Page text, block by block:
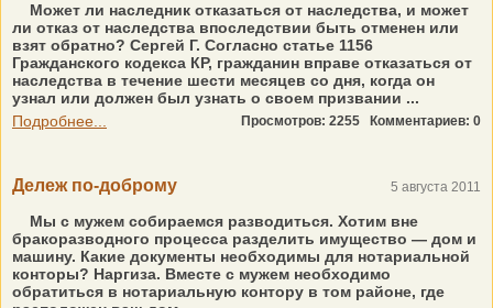
Может ли наследник отказаться от наследства, и может
ли отказ от наследства впоследствии быть отменен или
взят обратно? Сергей Г. Согласно статье 1156
Гражданского кодекса КР, гражданин вправе отказаться от
наследства в течение шести месяцев со дня, когда он
узнал или должен был узнать о своем призвании ...
Подробнее...
Просмотров: 2255 Комментариев: 0
Дележ по-доброму 5 августа 2011
Мы с мужем собираемся разводиться. Хотим вне
бракоразводного процесса разделить имущество — дом и
машину. Какие документы необходимы для нотариальной
конторы? Наргиза. Вместе с мужем необходимо
обратиться в нотариальную контору в том районе, где